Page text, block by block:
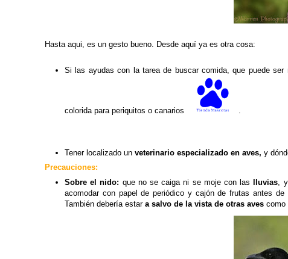
Hasta aqui, es un gesto bueno. Desde aquí ya es otra cosa:
Si las ayudas con la tarea de buscar comida, que puede
colorida para periquitos o canarios
Tener localizado un veterinario especializado en aves, y
Precauciones:
Sobre el nido: que no se caiga ni se moje con las lluvias,
acomodar con papel de periódico y cajón de frutas antes
También debería estar a salvo de la vista de otras aves como